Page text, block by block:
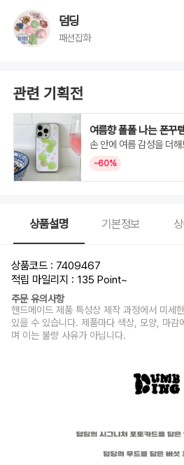
덤딩
패션잡화
관련 기획전
여름향 폴폴 나는 폰꾸
손 안에 여름 감성을 더해
~60%
상품설명 기본정보
상품코드 : 7409467
적립 마일리지 : 135 Point~
주문 유의사항
핸드메이드 제품 특성상 제작 과정에서 미세
있을 수 있습니다. 제품마다 색상, 모양, 마감
며 이는 불량 사유가 아닙니다.